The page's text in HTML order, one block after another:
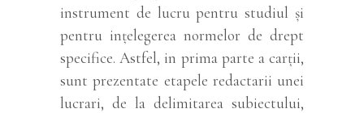
instrument de lucru pentru studiul și
pentru ințelegerea normelor de drept
specifice. Astfel, in prima parte a carții,
sunt prezentate etapele redactarii unei
lucrari, de la delimitarea subiectului,